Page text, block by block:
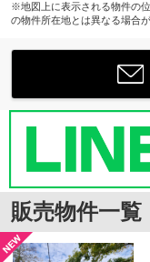
※地図上に表示される物件の
の物件所在地とは異なる場合が
販売物件一覧